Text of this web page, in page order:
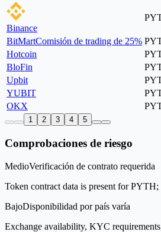
Binance
BitMartComisión de trading de 25%
Hotcoin
BloFin
Upbit
YUBIT
OKX
1 2 3 4 5
Comprobaciones de riesgo
MedioVerificación de contrato requerida
Token contract data is present for
BajoDisponibilidad por país varía
Exchange availability, KYC